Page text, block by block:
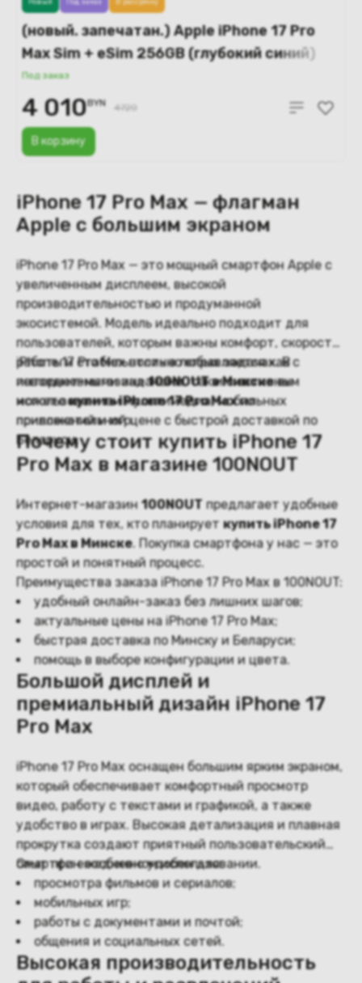
(новый. запечатан.) Apple iPhone 17 Pro
Max Sim + eSim 256GB (глубокий синий)
A3526
Под заказ
В корзину
Новый В рассрочку
4 010BYN 4720
iPhone 17 Pro Max — флагман
Apple с большим экраном
iPhone 17 Pro Max — это мощный смартфон Apple с
увеличенным дисплеем, высокой
производительностью и продуманной
экосистемой. Модель идеально подходит для
пользователей, которым важны комфорт, скорость
работы и стабильность в любых задачах. В
интернет-магазине100NOUT в Минскевы
можетекупить iPhone 17 Pro Maxпо
привлекательной цене с быстрой доставкой по
Беларуси.
iPhone 17 Pro Max отлично справляется как с
повседневными задачами, так и с активным
использованием мультимедиа, мобильных
приложений и игр.
Почему стоит купить iPhone 17
Pro Max в магазине 100NOUT
Интернет-магазин100NOUTпредлагает удобные
условия для тех, кто планируеткупить iPhone 17
Pro Max в Минске. Покупка смартфона у нас — это
простой и понятный процесс.
Преимущества заказа iPhone 17 Pro Max в 100NOUT:
удобный онлайн-заказ без лишних шагов;
актуальные цены на iPhone 17 Pro Max;
быстрая доставка по Минску и Беларуси;
помощь в выборе конфигурации и цвета.
Большой дисплей и
премиальный дизайн iPhone 17
Pro Max
iPhone 17 Pro Max оснащен большим ярким экраном,
который обеспечивает комфортный просмотр
видео, работу с текстами и графикой, а также
удобство в играх. Высокая детализация и плавная
прокрутка создают приятный пользовательский
опыт при ежедневном использовании.
Смартфон особенно удобен для:
просмотра фильмов и сериалов;
мобильных игр;
работы с документами и почтой;
общения и социальных сетей.
Высокая производительность